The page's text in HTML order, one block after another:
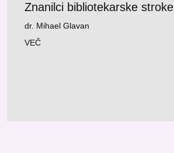
Znanilci bibliotekarske stroke
dr. Mihael Glavan
VEČ